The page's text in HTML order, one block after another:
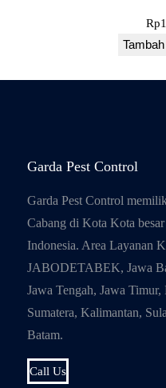
Rp
Garda Pest Control
Garda Pest Control
Cabang di Kota Kota
Indonesia. Area Layanan
JABODETABEK, Jawa
Jawa Tengah, Jawa Timur,
Sumatera, Kalimantan,
Batam.
Call Us